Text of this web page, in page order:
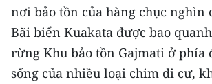
nơi bảo tồn của hàng chục nghìn
Bãi biển Kuakata được bao
rừng Khu bảo tồn Gajmati ở phía
sống của nhiều loại chim di cư,